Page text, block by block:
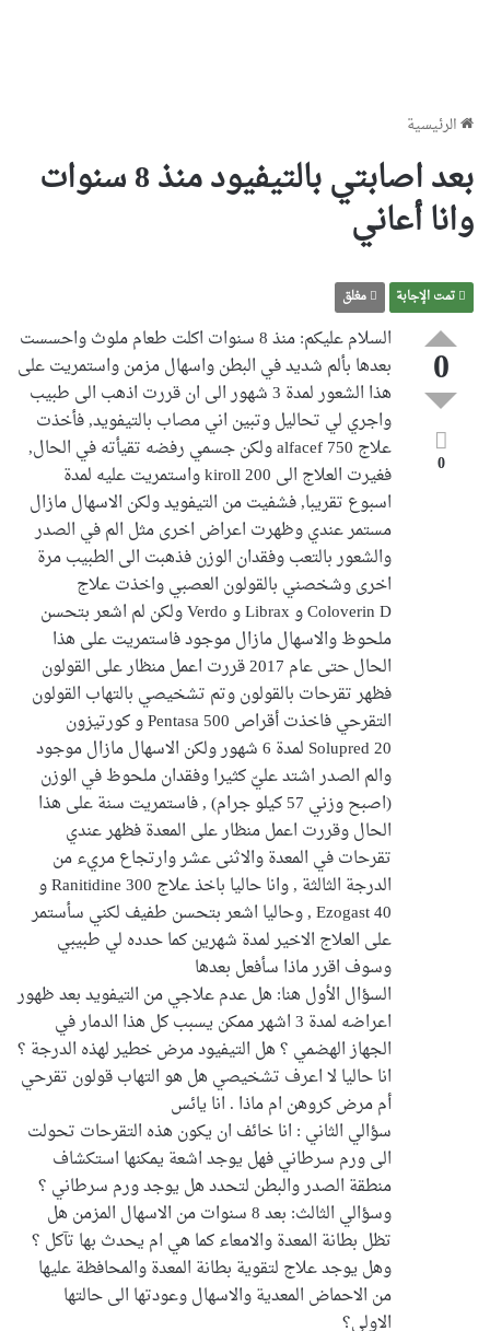
الرئيسية
بعد اصابتي بالتيفيود منذ 8 سنوات
وانا أعاني
تمت الإجابة مغلق
0
0
السلام عليكم: منذ 8 سنوات اكلت طعام ملوث واحسست
بعدها بألم شديد في البطن واسهال مزمن واستمريت على
هذا الشعور لمدة 3 شهور الى ان قررت اذهب الى طبيب
واجري لي تحاليل وتبين اني مصاب بالتيفويد, فأخذت
علاج alfacef 750 ولكن جسمي رفضه تقيأته في الحال,
فغيرت العلاج الى kiroll 200 واستمريت عليه لمدة
اسبوع تقريبا, فشفيت من التيفويد ولكن الاسهال مازال
مستمر عندي وظهرت اعراض اخرى مثل الم في الصدر
والشعور بالتعب وفقدان الوزن فذهبت الى الطبيب مرة
اخرى وشخصني بالقولون العصبي واخذت علاج
Coloverin D و Librax و Verdo ولكن لم اشعر بتحسن
ملحوظ والاسهال مازال موجود فاستمريت على هذا
الحال حتى عام 2017 قررت اعمل منظار على القولون
فظهر تقرحات بالقولون وتم تشخيصي بالتهاب القولون
التقرحي فاخذت أقراص Pentasa 500 و كورتيزون
Solupred 20 لمدة 6 شهور ولكن الاسهال مازال موجود
والم الصدر اشتد عليّ كثيرا وفقدان ملحوظ في الوزن
(اصبح وزني 57 كيلو جرام) , فاستمريت سنة على هذا
الحال وقررت اعمل منظار على المعدة فظهر عندي
تقرحات في المعدة والاثنى عشر وارتجاع مريء من
الدرجة الثالثة , وانا حاليا باخذ علاج Ranitidine 300 و
Ezogast 40 , وحاليا اشعر بتحسن طفيف لكني سأستمر
على العلاج الاخير لمدة شهرين كما حدده لي طبيبي
وسوف اقرر ماذا سأفعل بعدها
السؤال الأول هنا: هل عدم علاجي من التيفويد بعد ظهور
اعراضه لمدة 3 اشهر ممكن يسبب كل هذا الدمار في
الجهاز الهضمي ؟ هل التيفيود مرض خطير لهذه الدرجة ؟
انا حاليا لا اعرف تشخيصي هل هو التهاب قولون تقرحي
أم مرض كروهن ام ماذا . انا يائس
سؤالي الثاني : انا خائف ان يكون هذه التقرحات تحولت
الى ورم سرطاني فهل يوجد اشعة يمكنها استكشاف
منطقة الصدر والبطن لتحدد هل يوجد ورم سرطاني ؟
وسؤالي الثالث: بعد 8 سنوات من الاسهال المزمن هل
تظل بطانة المعدة والامعاء كما هي ام يحدث بها تآكل ؟
وهل يوجد علاج لتقوية بطانة المعدة والمحافظة عليها
من الاحماض المعدية والاسهال وعودتها الى حالتها
الاولى؟